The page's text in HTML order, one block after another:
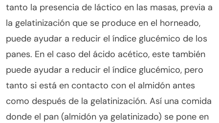
tanto la presencia de láctico en las masas, previa a
la gelatinización que se produce en el horneado,
puede ayudar a reducir el índice glucémico de los
panes. En el caso del ácido acético, este también
puede ayudar a reducir el índice glucémico, pero
tanto si está en contacto con el almidón antes
como después de la gelatinización. Así una comida
donde el pan (almidón ya gelatinizado) se pone en